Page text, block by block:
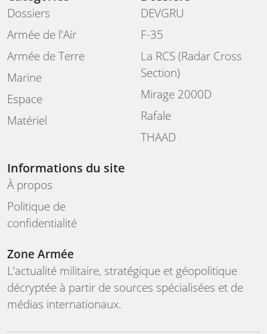
Dossiers
Armée de l'Air
Armée de Terre
Marine
Espace
Matériel
DEVGRU
F-35
La RCS (Radar Cross
Section)
Mirage 2000D
Rafale
THAAD
Informations du site
À propos
Politique de
confidentialité
Zone Armée
L’actualité militaire, stratégique et géopolitique
décryptée à partir de sources spécialisées et de
médias internationaux.